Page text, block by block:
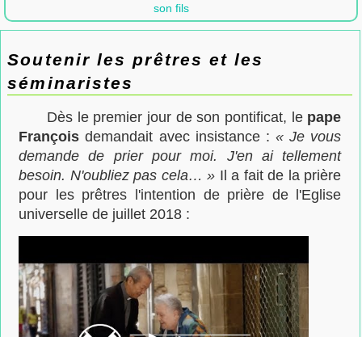
son fils
Soutenir les prêtres et les
séminaristes
Dès le premier jour de son pontificat, le pape
François demandait avec insistance :« Je vous
demande de prier pour moi. J'en ai tellement
besoin. N'oubliez pas cela… » Il a fait de la prière
pour les prêtres l'intention de prière de l'Eglise
universelle de juillet 2018 :